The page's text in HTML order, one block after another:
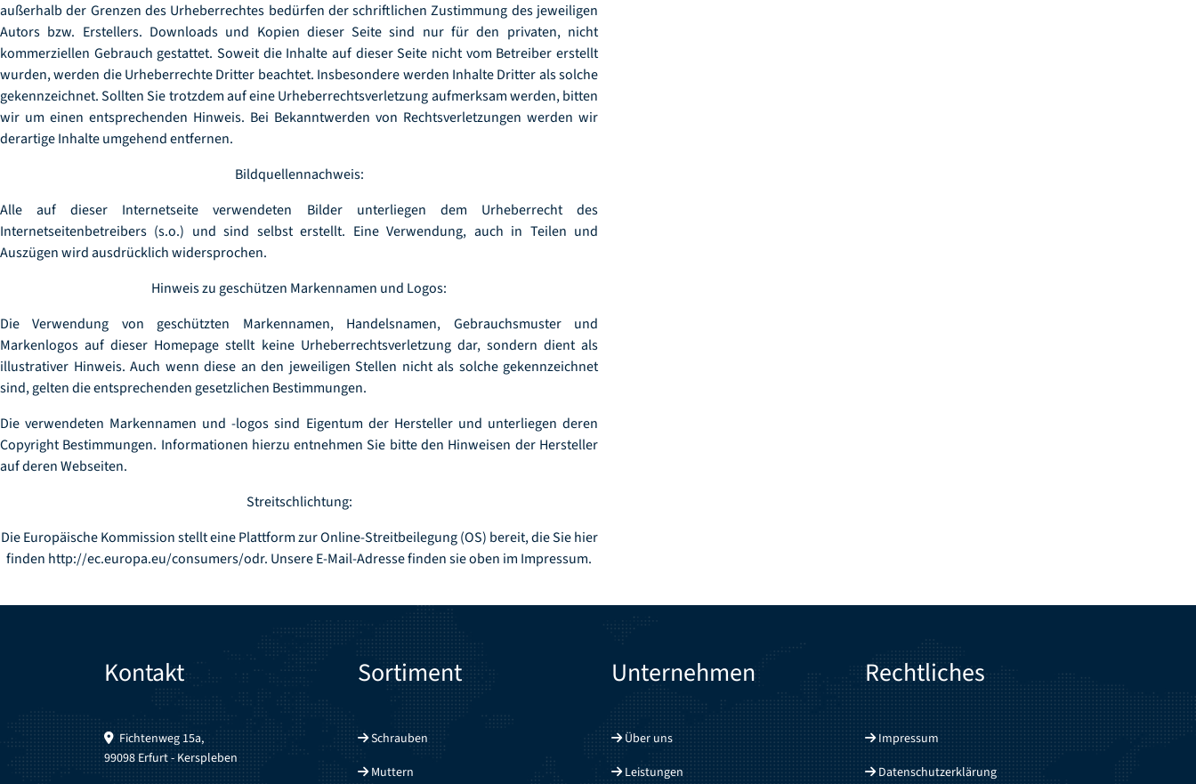
außerhalb der Grenzen des Urheberrechtes bedürfen der schriftlichen Zustimmung des jeweiligen
Autors bzw. Erstellers. Downloads und Kopien dieser Seite sind nur für den privaten, nicht
kommerziellen Gebrauch gestattet. Soweit die Inhalte auf dieser Seite nicht vom Betreiber erstellt
wurden, werden die Urheberrechte Dritter beachtet. Insbesondere werden Inhalte Dritter als solche
gekennzeichnet. Sollten Sie trotzdem auf eine Urheberrechtsverletzung aufmerksam werden, bitten
wir um einen entsprechenden Hinweis. Bei Bekanntwerden von Rechtsverletzungen werden wir
derartige Inhalte umgehend entfernen.
Bildquellennachweis:
Alle auf dieser Internetseite verwendeten Bilder unterliegen dem Urheberrecht des
Internetseitenbetreibers (s.o.) und sind selbst erstellt. Eine Verwendung, auch in Teilen und
Auszügen wird ausdrücklich widersprochen.
Hinweis zu geschützen Markennamen und Logos:
Die Verwendung von geschützten Markennamen, Handelsnamen, Gebrauchsmuster und
Markenlogos auf dieser Homepage stellt keine Urheberrechtsverletzung dar, sondern dient als
illustrativer Hinweis. Auch wenn diese an den jeweiligen Stellen nicht als solche gekennzeichnet
sind, gelten die entsprechenden gesetzlichen Bestimmungen.
Die verwendeten Markennamen und -logos sind Eigentum der Hersteller und unterliegen deren
Copyright Bestimmungen. Informationen hierzu entnehmen Sie bitte den Hinweisen der Hersteller
auf deren Webseiten.
Streitschlichtung:
Die Europäische Kommission stellt eine Plattform zur Online-Streitbeilegung (OS) bereit, die Sie hier
finden http://ec.europa.eu/consumers/odr. Unsere E-Mail-Adresse finden sie oben im Impressum.
Kontakt
Fichtenweg 15a,
99098 Erfurt - Kerspleben
Sortiment
Schrauben
Muttern
Unternehmen
Über uns
Leistungen
Rechtliches
Impressum
Datenschutzerklärung